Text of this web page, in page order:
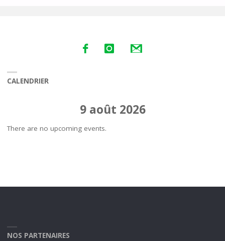
CALENDRIER
9 août 2026
There are no upcoming events.
NOS PARTENAIRES